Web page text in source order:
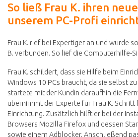
So ließ Frau K. ihren
unserem PC-Profi
Frau K. rief bei Expertiger an und wurde
B. verbunden. So lief die Computerhilfe-
Frau K. schildert, dass sie Hilfe beim
Windows 10 PCs braucht, da sie selbst zu
startete mit der Kundin daraufhin die
übernimmt der Experte für Frau K.
Einrichtung. Zusätzlich hilft er bei der
Browsers Mozilla Firefox und dessen
sowie einem Adblocker. Anschließend